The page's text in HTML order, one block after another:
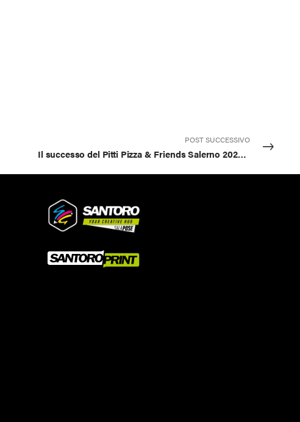
POST SUCCESSIVO
Il successo del Pitti Pizza & Friends Salerno 2024 con Santoro Creative Hub